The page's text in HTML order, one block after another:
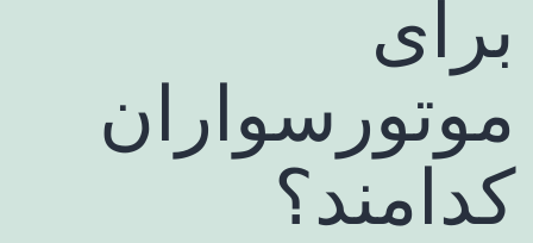
برای
موتورسواران
کدامند؟